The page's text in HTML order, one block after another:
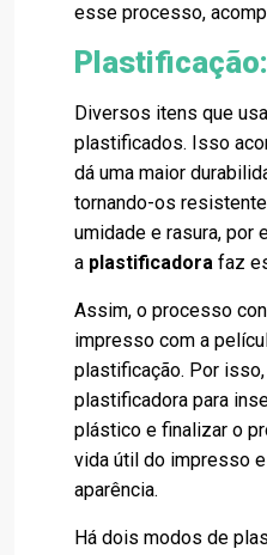
esse processo,
Diversos itens que
plastificados. Isso
dá uma maior
tornando-os
umidade e rasura, por
a plastificadora faz
Assim, o processo
impresso com a
plastificação. Por
plastificadora para
plástico e finalizar o
vida útil do impresso
aparência.
Há dois modos de